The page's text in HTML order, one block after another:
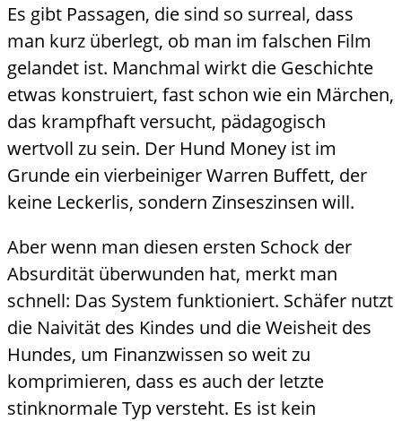
Es gibt Passagen, die sind so surreal, dass
man kurz überlegt, ob man im falschen Film
gelandet ist. Manchmal wirkt die Geschichte
etwas konstruiert, fast schon wie ein Märchen,
das krampfhaft versucht, pädagogisch
wertvoll zu sein. Der Hund Money ist im
Grunde ein vierbeiniger Warren Buffett, der
keine Leckerlis, sondern Zinseszinsen will.
Aber wenn man diesen ersten Schock der
Absurdität überwunden hat, merkt man
schnell: Das System funktioniert. Schäfer nutzt
die Naivität des Kindes und die Weisheit des
Hundes, um Finanzwissen so weit zu
komprimieren, dass es auch der letzte
stinknormale Typ versteht. Es ist kein